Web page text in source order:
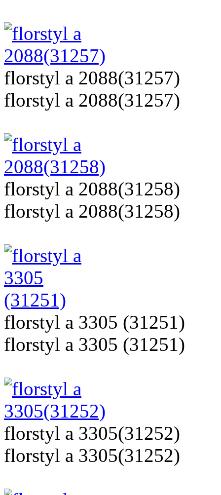
florstyl a 2088(31257)
florstyl a 2088(31257)
florstyl a 2088(31258)
florstyl a 2088(31258)
florstyl a 3305 (31251)
florstyl a 3305 (31251)
florstyl a 3305(31252)
florstyl a 3305(31252)